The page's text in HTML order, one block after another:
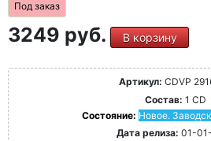
Под заказ
3249 руб. В корзину
Артикул: CDVP
Состав: 1 CD
Состояние: Новое.
Дата релиза: 01-